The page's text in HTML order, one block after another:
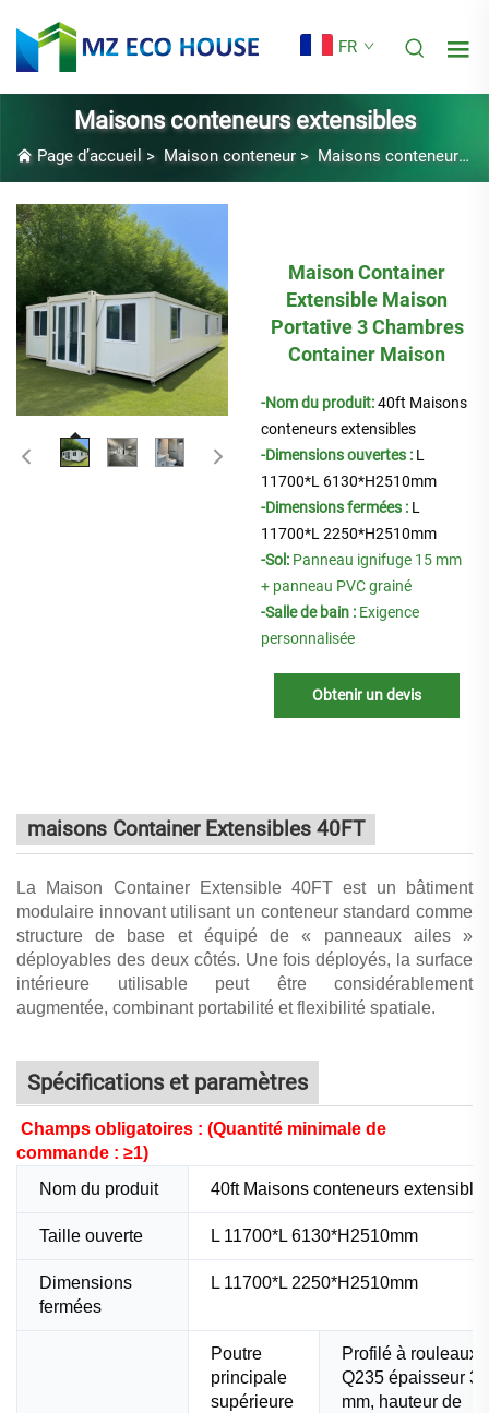
FR
Maisons conteneurs extensibles
Page d’accueil > Maison conteneur > Maisons conteneurs extensibles
Maison Container
Extensible Maison
Portative 3 Chambres
Container Maison
-Nom du produit:40ft Maisons
conteneurs extensibles
-Dimensions ouvertes : L
11700*L 6130*H2510mm
-Dimensions fermées : L
11700*L 2250*H2510mm
-Sol: Panneau ignifuge 15 mm
+ panneau PVC grainé
-Salle de bain : Exigence
personnalisée
Obtenir un devis
maisons Container Extensibles 40FT
La Maison Container Extensible 40FT est un bâtiment
modulaire innovant utilisant un conteneur standard comme
structure de base et équipé de « panneaux ailes »
déployables des deux côtés. Une fois déployés, la surface
intérieure utilisable peut être considérablement
augmentée, combinant portabilité et flexibilité spatiale.
Spécifications et paramètres
Champs obligatoires : (Quantité minimale de
commande : ≥1)
Nom du produit
40ft Maisons conteneurs
Taille ouverte L 11700*L 6130*H2510mm
Dimensions
fermées
L 11700*L 2250*H2510mm
Poutre
principale
supérieure
Profilé à rouleaux
Q235 épaisseur
mm, hauteur de